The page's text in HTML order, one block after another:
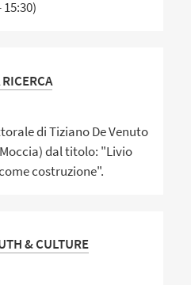
di Tiziano De Venuto
dal titolo: "Livio
costruzione".
& CULTURE